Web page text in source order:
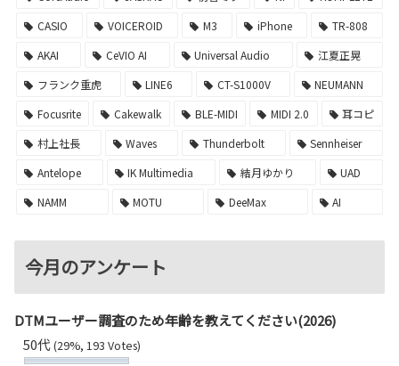
CASIO
VOICEROID M3 iPhone
TR-808
AKAI
CeVIO AI Universal Audio
江夏正晃
フランク重虎
LINE6 CT-S1000V
NEUMANN
Focusrite
Cakewalk BLE-MIDI MIDI 2.0
耳コピ
村上社長
Waves Thunderbolt
Sennheiser
Antelope
IK Multimedia 結月ゆかり
UAD
NAMM
MOTU DeeMax AI
今月のアンケート
DTMユーザー調査のため年齢を教えてください(2026)
50代(29%, 193 Votes)